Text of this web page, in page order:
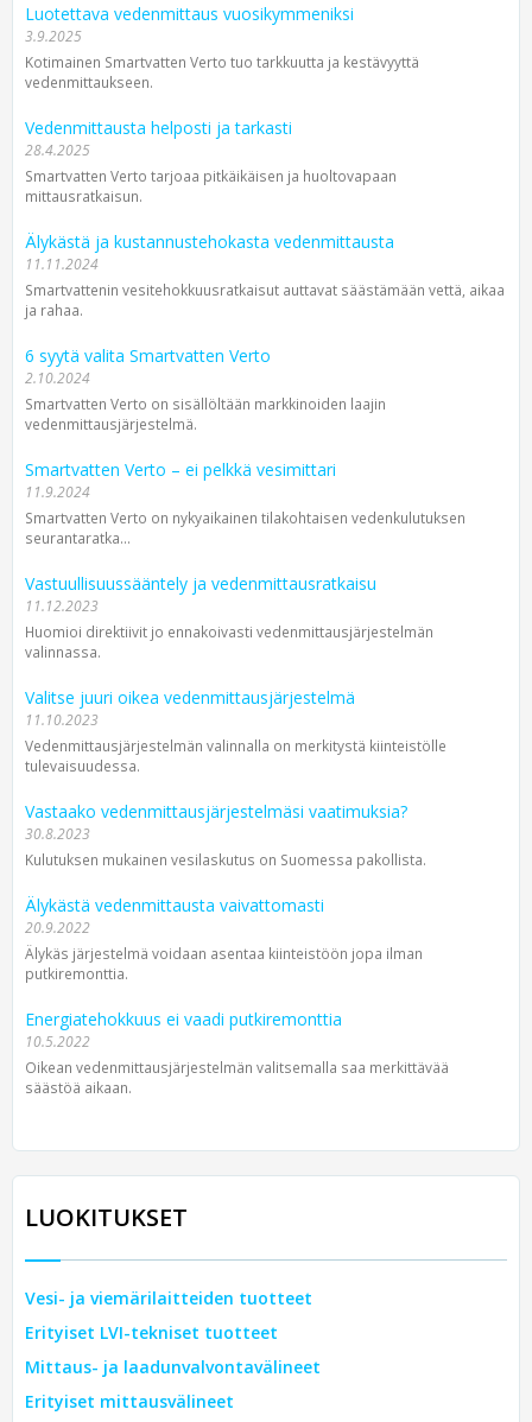
Luotettava vedenmittaus vuosikymmeniksi
3.9.2025
Kotimainen Smartvatten Verto tuo tarkkuutta ja kestävyyttä
vedenmittaukseen.
Vedenmittausta helposti ja tarkasti
28.4.2025
Smartvatten Verto tarjoaa pitkäikäisen ja huoltovapaan
mittausratkaisun.
Älykästä ja kustannustehokasta vedenmittausta
11.11.2024
Smartvattenin vesitehokkuusratkaisut auttavat säästämään vettä, aikaa
ja rahaa.
6 syytä valita Smartvatten Verto
2.10.2024
Smartvatten Verto on sisällöltään markkinoiden laajin
vedenmittausjärjestelmä.
Smartvatten Verto – ei pelkkä vesimittari
11.9.2024
Smartvatten Verto on nykyaikainen tilakohtaisen vedenkulutuksen
seurantaratka...
Vastuullisuussääntely ja vedenmittausratkaisu
11.12.2023
Huomioi direktiivit jo ennakoivasti vedenmittausjärjestelmän
valinnassa.
Valitse juuri oikea vedenmittausjärjestelmä
11.10.2023
Vedenmittausjärjestelmän valinnalla on merkitystä kiinteistölle
tulevaisuudessa.
Vastaako vedenmittausjärjestelmäsi vaatimuksia?
30.8.2023
Kulutuksen mukainen vesilaskutus on Suomessa pakollista.
Älykästä vedenmittausta vaivattomasti
20.9.2022
Älykäs järjestelmä voidaan asentaa kiinteistöön jopa ilman
putkiremonttia.
Energiatehokkuus ei vaadi putkiremonttia
10.5.2022
Oikean vedenmittausjärjestelmän valitsemalla saa merkittävää
säästöä aikaan.
LUOKITUKSET
Vesi- ja viemärilaitteiden tuotteet
Erityiset LVI-tekniset tuotteet
Mittaus- ja laadunvalvontavälineet
Erityiset mittausvälineet